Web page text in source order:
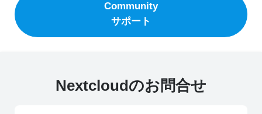
Community
サポート
Nextcloudのお問合せ